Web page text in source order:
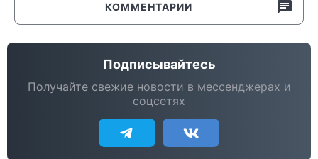
КОММЕНТАРИИ
Подписывайтесь
Получайте свежие новости в мессенджерах и
соцсетях